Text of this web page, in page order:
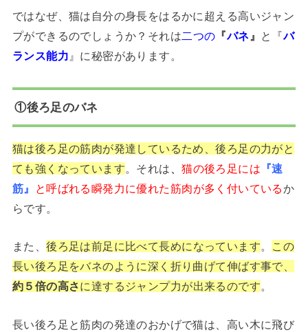
ではなぜ、猫は自分の身長をはるかに超える高いジャン
プができるのでしょうか？それは二つの 『バネ 』 と『バ
ランス能力 』に秘密があります。
①後ろ足のバネ
猫は後ろ足の筋肉が発達しているため、後ろ足の力がと
ても強くなっています。それは 、猫の後ろ足には 『速
筋』
と呼ばれる瞬発力に優れた筋肉が多く付いているか
らです。
また、後ろ足は前足に比べて長めになっています。 この
長い後ろ足をバネのように深く折り曲げて伸ばす事で、
約５倍の高さに達するジャンプ力が出来るのです。
長い後ろ足と筋肉の発達のおかげで猫は、高い木に飛び